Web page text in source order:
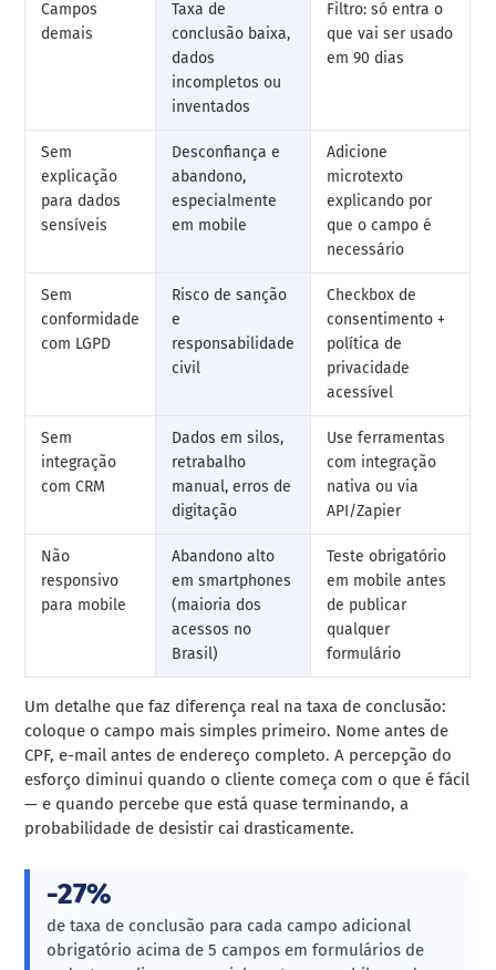
Campos
demais
Taxa de
conclusão baixa,
dados
incompletos ou
inventados
Filtro: só entra o
que vai ser usado
em 90 dias
Sem
explicação
para dados
sensíveis
Desconfiança e
abandono,
especialmente
em mobile
Adicione
microtexto
explicando por
que o campo é
necessário
Sem
conformidade
com LGPD
Risco de sanção
e
responsabilidade
civil
Checkbox de
consentimento +
política de
privacidade
acessível
Sem
integração
com CRM
Dados em silos,
retrabalho
manual, erros de
digitação
Use ferramentas
com integração
nativa ou via
API/Zapier
Não
responsivo
para mobile
Abandono alto
em smartphones
(maioria dos
acessos no
Brasil)
Teste obrigatório
em mobile antes
de publicar
qualquer
formulário
Um detalhe que faz diferença real na taxa de conclusão:
coloque o campo mais simples primeiro. Nome antes de
CPF, e-mail antes de endereço completo. A percepção do
esforço diminui quando o cliente começa com o que é fácil
— e quando percebe que está quase terminando, a
probabilidade de desistir cai drasticamente.
-27%
de taxa de conclusão para cada campo adicional
obrigatório acima de 5 campos em formulários de